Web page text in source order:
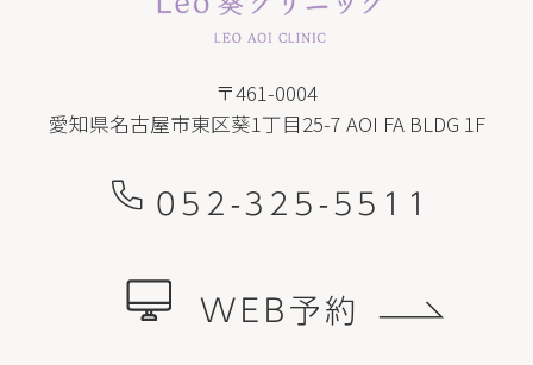
〒461-0004
愛知県名古屋市東区葵1丁目25-7 AOI FA BLDG 1F
052-325-5511
WEB予約